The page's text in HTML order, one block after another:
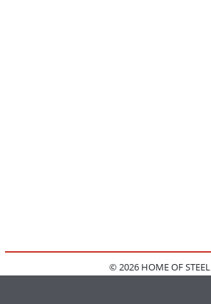
© 2026 HOME OF STEEL